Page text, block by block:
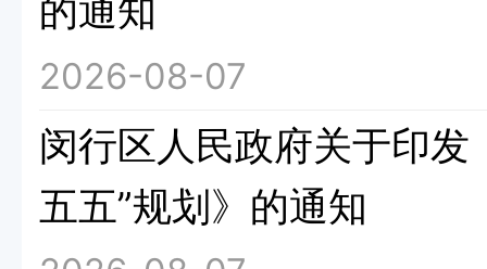
的通知
2026-08-07
闵行区人民政府关于印发
五五”规划》的通知